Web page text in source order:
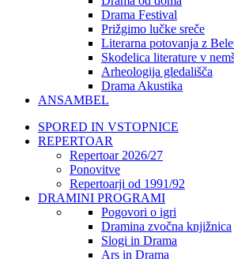
Drama Festival
Prižgimo lučke sreče
Literarna potovanja z
Skodelica literature v
Arheologija gledališča
Drama Akustika
ANSAMBEL
SPORED IN VSTOPNICE
REPERTOAR
Repertoar 2026/27
Ponovitve
Repertoarji od 1991/92
DRAMINI PROGRAMI
Pogovori o igri
Dramina zvočna knjižnica
Slogi in Drama
Ars in Drama